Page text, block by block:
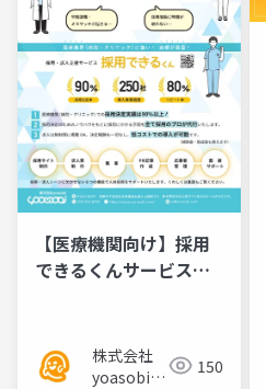
【医療機関向け】採用
できるくんサービス資
株式会社
yoasobi／
150